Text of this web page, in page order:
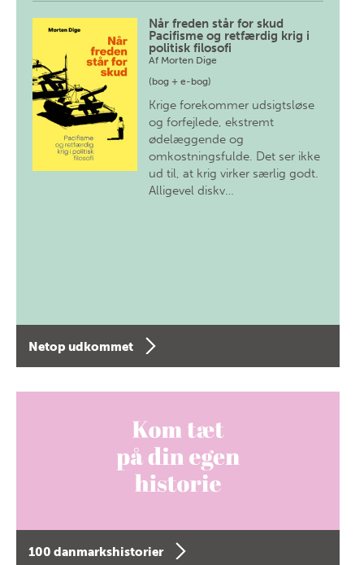
Når freden står for skud
Pacifisme og retfærdig krig i
politisk filosofi
Af Morten Dige
(bog + e-bog)
Krige forekommer udsigtsløse
og forfejlede, ekstremt
ødelæggende og
omkostningsfulde. Det ser ikke
ud til, at krig virker særlig godt.
Alligevel diskv…
Netop udkommet
100 danmarkshistorier